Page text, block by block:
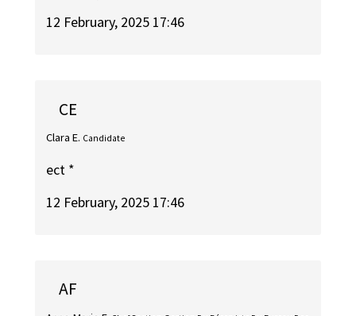
12 February, 2025 17:46
CE
Clara E. Candidate
ect *
12 February, 2025 17:46
AF